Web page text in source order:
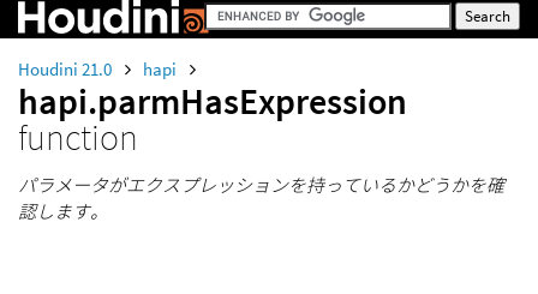
Houdini 21.0 hapi
hapi.parmHasExpression
function
パラメータがエクスプレッションを持っているかどうかを確
認します。